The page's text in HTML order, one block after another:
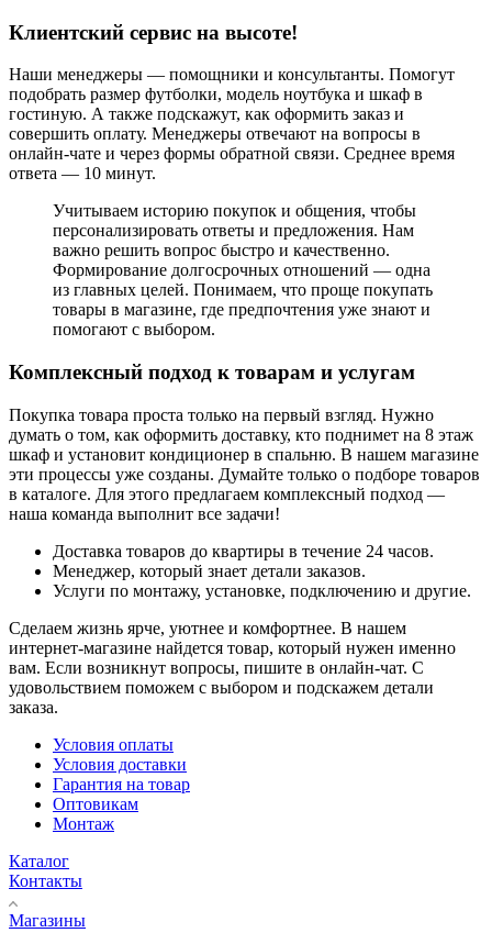
Клиентский сервис на высоте!
Наши менеджеры — помощники и консультанты. Помогут
подобрать размер футболки, модель ноутбука и шкаф в
гостиную. А также подскажут, как оформить заказ и
совершить оплату. Менеджеры отвечают на вопросы в
онлайн-чате и через формы обратной связи. Среднее время
ответа — 10 минут.
Учитываем историю покупок и общения, чтобы
персонализировать ответы и предложения. Нам
важно решить вопрос быстро и качественно.
Формирование долгосрочных отношений — одна
из главных целей. Понимаем, что проще покупать
товары в магазине, где предпочтения уже знают и
помогают с выбором.
Комплексный подход к товарам и услугам
Покупка товара проста только на первый взгляд. Нужно
думать о том, как оформить доставку, кто поднимет на 8 этаж
шкаф и установит кондиционер в спальню. В нашем магазине
эти процессы уже созданы. Думайте только о подборе товаров
в каталоге. Для этого предлагаем комплексный подход —
наша команда выполнит все задачи!
Доставка товаров до квартиры в течение 24 часов.
Менеджер, который знает детали заказов.
Услуги по монтажу, установке, подключению и другие.
Сделаем жизнь ярче, уютнее и комфортнее. В нашем
интернет-магазине найдется товар, который нужен именно
вам. Если возникнут вопросы, пишите в онлайн-чат. С
удовольствием поможем с выбором и подскажем детали
заказа.
Условия оплаты
Условия доставки
Гарантия на товар
Оптовикам
Монтаж
Каталог
Контакты
Магазины